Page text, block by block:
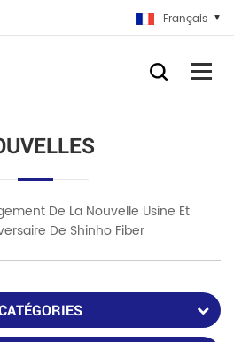
Français
De La Nouvelle Usine Et
De Shinho Fiber